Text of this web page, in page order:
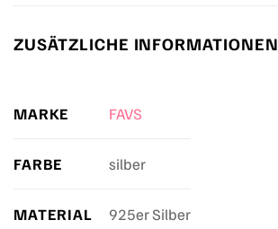
ZUSÄTZLICHE INFORMATIONEN
MARKE FAVS
FARBE silber
MATERIAL 925er Silber